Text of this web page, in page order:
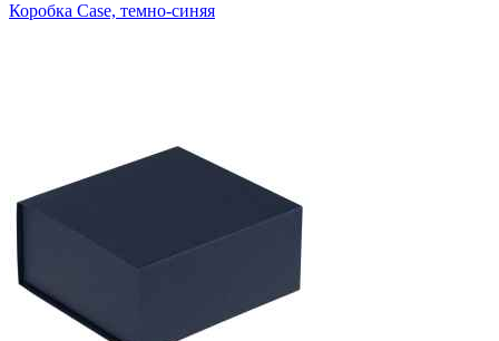
Коробка Case, темно-синяя